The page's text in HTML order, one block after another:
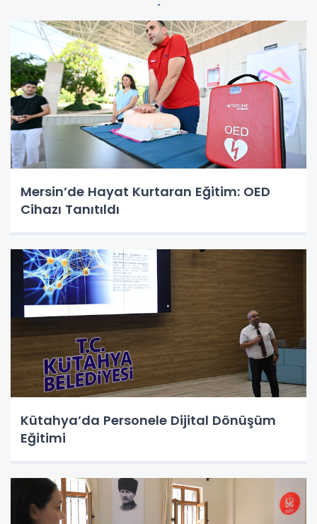
Mersin’de Hayat Kurtaran Eğitim: OED
Cihazı Tanıtıldı
Kütahya’da Personele Dijital Dönüşüm
Eğitimi